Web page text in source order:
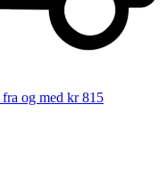
fra og med kr 815